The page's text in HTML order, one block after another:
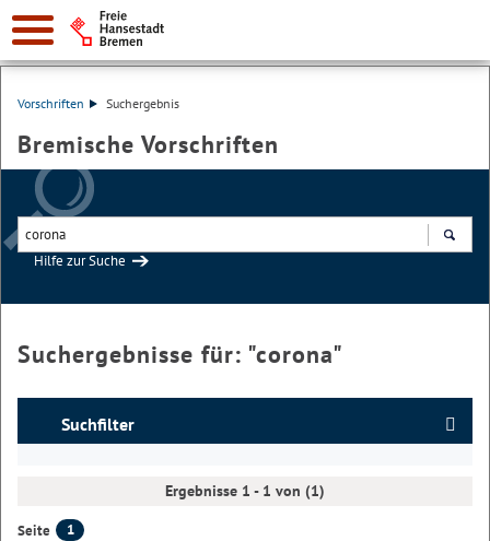
Vorschriften Suchergebnis
Bremische Vorschriften
Hilfe zur Suche
Suchergebnisse für: "corona"
Suchfilter
Ergebnisse 1 - 1 von (1)
Seite
1